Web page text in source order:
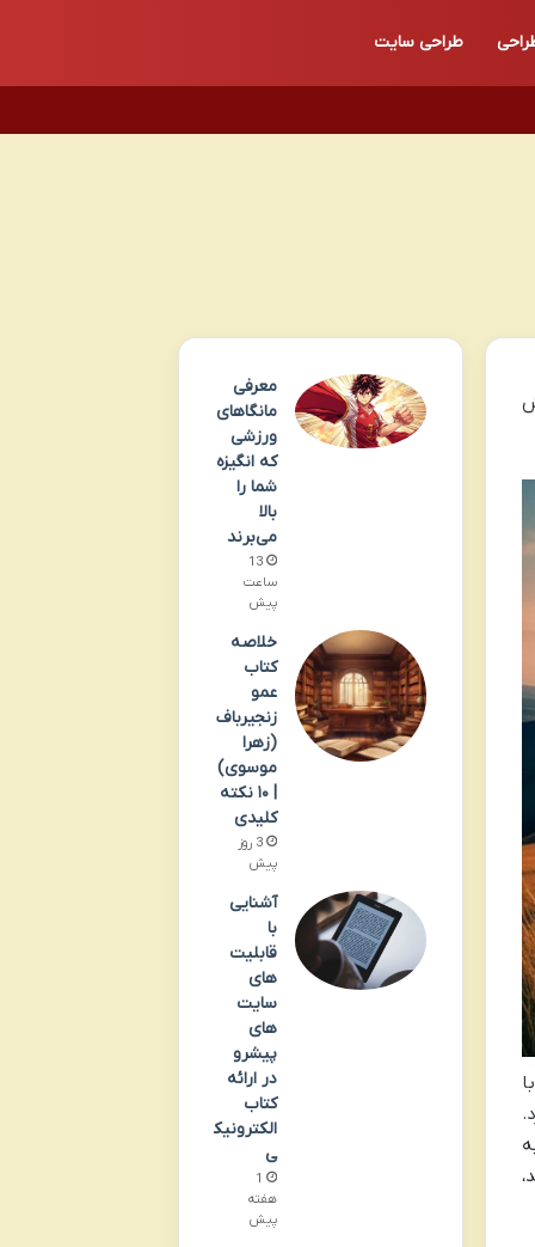
طراحی سایت
کند،
معرفی
مانگاهای
ورزشی
که انگیزه
شما را
بالا
می‌برند
13
ساعت
پیش
خلاصه
کتاب
عمو
زنجیرباف
(زهرا
موسوی)
| ۱۰ نکته
کلیدی
3 روز
پیش
آشنایی
با
قابلیت
های
سایت
های
پیشرو
در ارائه
کتاب
الکترونیک
ی
1
هفته
پیش